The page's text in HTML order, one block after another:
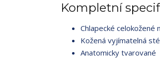
Kompletní
Chlapecké
Kožená vyjímatelná
Anatomicky tvarované